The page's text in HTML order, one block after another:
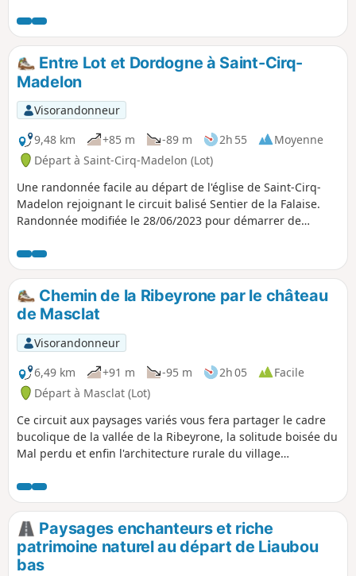
Entre Lot et Dordogne à Saint-Cirq-
Madelon
Visorandonneur
9,48 km
+85 m -89 m 2h 55
Moyenne
Départ à Saint-Cirq-Madelon (Lot)
Une randonnée facile au départ de l'église de Saint-Cirq-
Madelon rejoignant le circuit balisé Sentier de la Falaise.
Randonnée modifiée le 28/06/2023 pour démarrer de
Pialades à Liaubou bas qui est privé.
Chemin de la Ribeyrone par le château
de Masclat
Visorandonneur
6,49 km
+91 m -95 m 2h 05
Facile
Départ à Masclat (Lot)
Ce circuit aux paysages variés vous fera partager le cadre
bucolique de la vallée de la Ribeyrone, la solitude boisée du
Mal perdu et enfin l'architecture rurale du village
Paysages enchanteurs et riche
patrimoine naturel au départ de Liaubou
bas